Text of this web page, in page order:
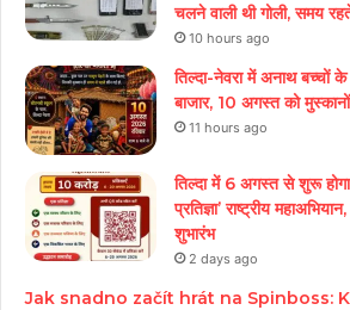
चलने वाली थी गोली, समय
10 hours ago
तिल्दा-नेवरा में अनाथ बच्चों
बाजार, 10 अगस्त को
11 hours ago
तिल्दा में 6 अगस्त से शुरू
प्रतिज्ञा’ राष्ट्रीय
शुभारंभ
2 days ago
Jak snadno začít hrát na Spinboss: